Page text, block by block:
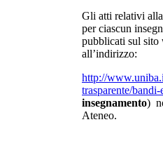
Gli atti relativi
per ciascun
pubblicati sul
all’indirizzo:
http://
trasparente/
insegnamento)
Ateneo.